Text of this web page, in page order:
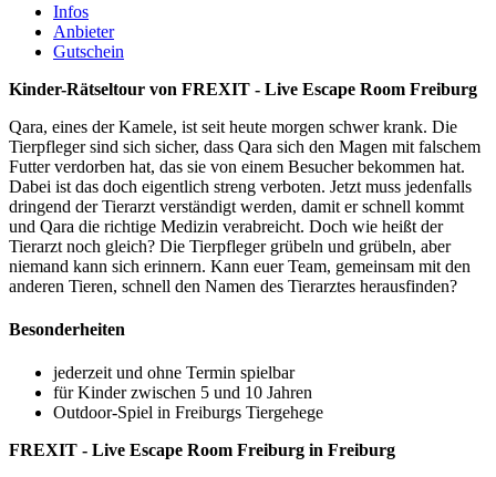
Infos
Anbieter
Gutschein
Kinder-Rätseltour von FREXIT - Live Escape Room Freiburg
Qara, eines der Kamele, ist seit heute morgen schwer krank. Die
Tierpfleger sind sich sicher, dass Qara sich den Magen mit falschem
Futter verdorben hat, das sie von einem Besucher bekommen hat.
Dabei ist das doch eigentlich streng verboten. Jetzt muss jedenfalls
dringend der Tierarzt verständigt werden, damit er schnell kommt
und Qara die richtige Medizin verabreicht. Doch wie heißt der
Tierarzt noch gleich? Die Tierpfleger grübeln und grübeln, aber
niemand kann sich erinnern. Kann euer Team, gemeinsam mit den
anderen Tieren, schnell den Namen des Tierarztes herausfinden?
Besonderheiten
jederzeit und ohne Termin spielbar
für Kinder zwischen 5 und 10 Jahren
Outdoor-Spiel in Freiburgs Tiergehege
FREXIT - Live Escape Room Freiburg in Freiburg